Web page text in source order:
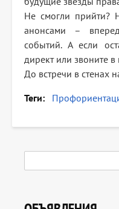
Не смогли прийти?
анонсами –
событий. А если
директ или звоните
До встречи в стенах
Теги